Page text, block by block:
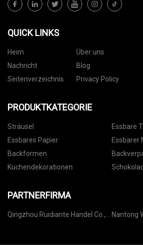
QUICK LINKS
Heim Über uns
Nachricht
Blog
Seitenverzeichnis
Privacy Policy
PRODUKTKATEGORIE
Sträusel
Essbare
Essbares Papier
Essbarer
Backformen
Kuchendekorationen
PARTNERFIRMA
Qingzhou Ruidiante Handel Co.,
Nantong